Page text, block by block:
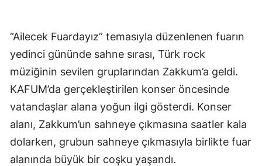
“Ailecek Fuardayız” temasıyla düzenlenen fuarın
yedinci gününde sahne sırası, Türk rock
müziğinin sevilen gruplarından Zakkum’a geldi.
KAFUM’da gerçekleştirilen konser öncesinde
vatandaşlar alana yoğun ilgi gösterdi. Konser
alanı, Zakkum’un sahneye çıkmasına saatler kala
dolarken, grubun sahneye çıkmasıyla birlikte fuar
alanında büyük bir coşku yaşandı.